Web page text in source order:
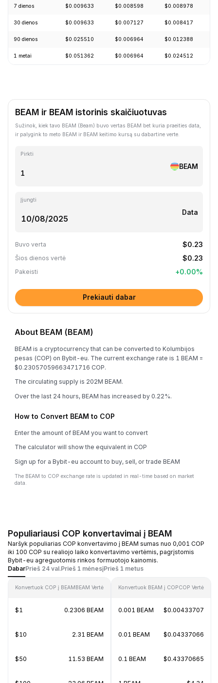
7 dienos $0.009633 $0.008598 $0.008978
30 dienos $0.009633 $0.007127 $0.008417
90 dienos $0.025510 $0.006964 $0.012388
1 metai $0.051362 $0.006964 $0.024512
BEAM ir BEAM istorinis skaičiuotuvas
Sužinok, kiek tavo BEAM (Beam) buvo vertas BEAM bet kuria praeities data,
ir palygink to meto BEAM ir BEAM keitimo kursą su dabartine verte.
Pirkti
BEAM
Įjungti
Data
Buvo verta $0.23
Šios dienos vertė $0.23
Pakeisti +0.00%
Prekiauti dabar
About BEAM (BEAM)
BEAM is a cryptocurrency that can be converted to Kolumbijos
pesas (COP) on Bybit-eu. The current exchange rate is 1 BEAM =
$0.23057059663471716 COP.
The circulating supply is 202M BEAM.
Over the last 24 hours, BEAM has increased by 0.22%.
How to Convert BEAM to COP
Enter the amount of BEAM you want to convert
The calculator will show the equivalent in COP
Sign up for a Bybit-eu account to buy, sell, or trade BEAM
The BEAM to COP exchange rate is updated in real-time based on market
data.
Populiariausi COP konvertavimai į BEAM
Naršyk populiarias COP konvertavimo į BEAM sumas nuo 0,001 COP
iki 100 COP su realiojo laiko konvertavimo vertėmis, pagrįstomis
Bybit-eu agreguotomis rinkos formuotojo kainomis.
DabarPrieš 24 val.Prieš 1 mėnesįPrieš 1 metus
Konvertuok COP į BEAMBEAM Vertė
$1 0.2306 BEAM
$10 2.31 BEAM
$50 11.53 BEAM
Konvertuok BEAM į COPCOP Vertė
0.001 BEAM $0.00433707
0.01 BEAM $0.04337066
0.1 BEAM $0.43370665